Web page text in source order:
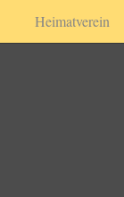
Heimatverein